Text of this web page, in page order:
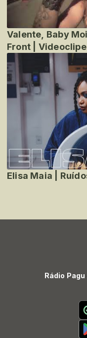
Valente, Baby
Front |
Elisa Maia |
Rádio